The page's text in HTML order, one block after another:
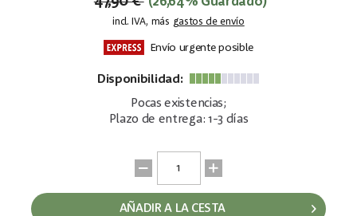
incl. IVA, más gastos de envío
Envío urgente posible
Disponibilidad:
Pocas existencias;
Plazo de entrega: 1-3 días
AÑADIR A LA CESTA